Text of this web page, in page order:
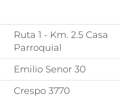
Ruta 1 - Km. 2.5 Casa
Parroquial
Emilio Senor 30
Crespo 3770